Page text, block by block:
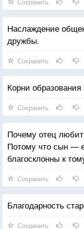
Наслаждение
дружбы.
Сохранить
Корни
Сохранить
Почему отец
Потому что сын —
благосклонны к
Сохранить
Благодарность
Сохранить